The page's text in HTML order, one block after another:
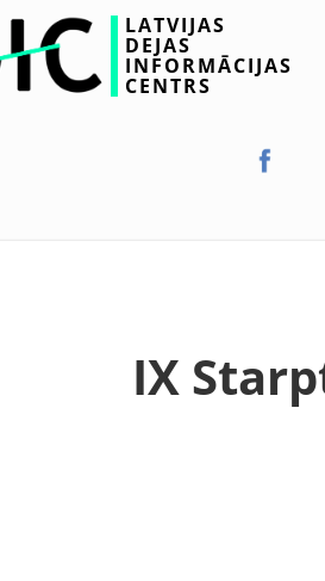
LATVIJAS
DEJAS
INFORMĀCIJAS
CENTRS
IX